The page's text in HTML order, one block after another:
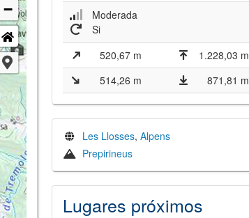
−
Moderada
Si
520,67 m
1.228,03 m
514,26 m
871,81 m
Les Llosses, Alpens
Prepirineus
Lugares próximos